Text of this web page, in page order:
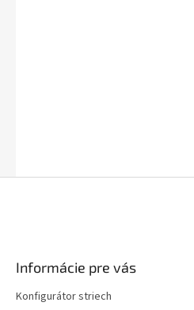
Informácie pre vás
Konfigurátor striech